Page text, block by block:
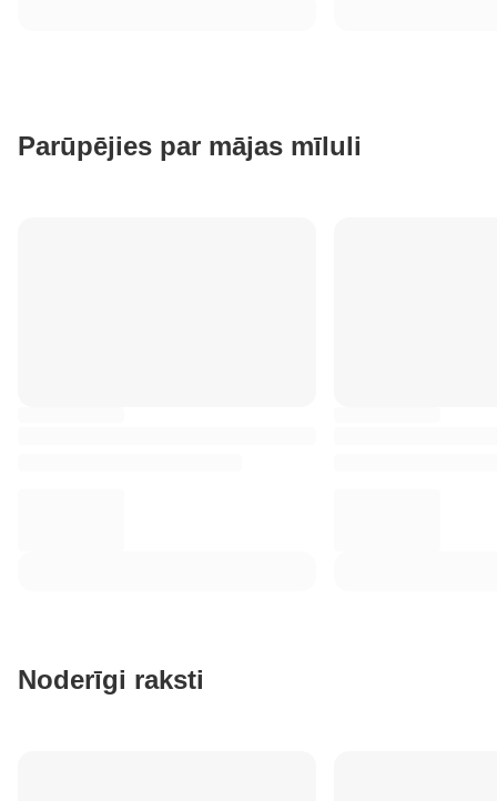
Parūpējies par mājas mīluli
Noderīgi raksti